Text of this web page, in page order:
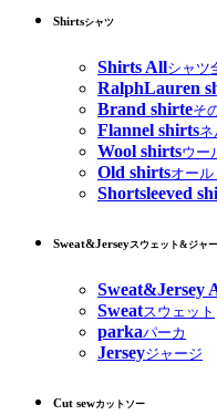
Shirtsシャツ
Shirts Allシャツ
RalphLauren
Brand shirteそ
Flannel shirtsネ
Wool shirtsウー
Old shirtsオー
Shortsleeved
Sweat&Jerseyスウェット&ジャ
Sweat&Jersey
Sweatスウェット
parkaパーカ
Jerseyジャージ
Cut sewカットソー